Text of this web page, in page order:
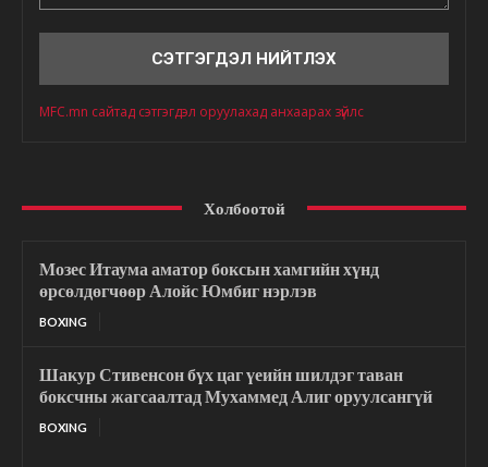
MFC.mn сайтад сэтгэгдэл оруулахад анхаарах зүйлс
Холбоотой
Мозес Итаума аматор боксын хамгийн хүнд
өрсөлдөгчөөр Алойс Юмбиг нэрлэв
BOXING
Шакур Стивенсон бүх цаг үеийн шилдэг таван
боксчны жагсаалтад Мухаммед Алиг оруулсангүй
BOXING